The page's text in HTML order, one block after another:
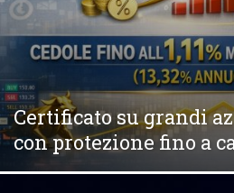
Certificato su grandi
con protezione fino a